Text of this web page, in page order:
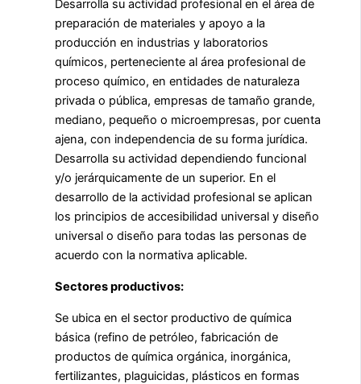
Desarrolla su actividad profesional en el área de
preparación de materiales y apoyo a la
producción en industrias y laboratorios
químicos, perteneciente al área profesional de
proceso químico, en entidades de naturaleza
privada o pública, empresas de tamaño grande,
mediano, pequeño o microempresas, por cuenta
ajena, con independencia de su forma jurídica.
Desarrolla su actividad dependiendo funcional
y/o jerárquicamente de un superior. En el
desarrollo de la actividad profesional se aplican
los principios de accesibilidad universal y diseño
universal o diseño para todas las personas de
acuerdo con la normativa aplicable.
Sectores productivos:
Se ubica en el sector productivo de química
básica (refino de petróleo, fabricación de
productos de química orgánica, inorgánica,
fertilizantes, plaguicidas, plásticos en formas